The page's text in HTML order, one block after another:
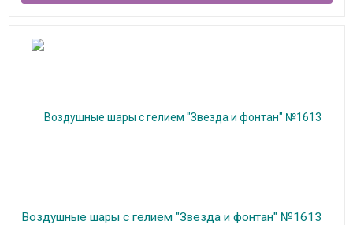
Воздушные шары с гелием "Звезда и фонтан" №1613